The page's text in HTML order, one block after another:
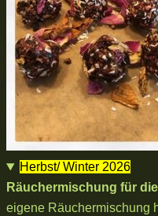
Herbst/ Winter 2026
Räuchermischung für
eigene Räuchermischung